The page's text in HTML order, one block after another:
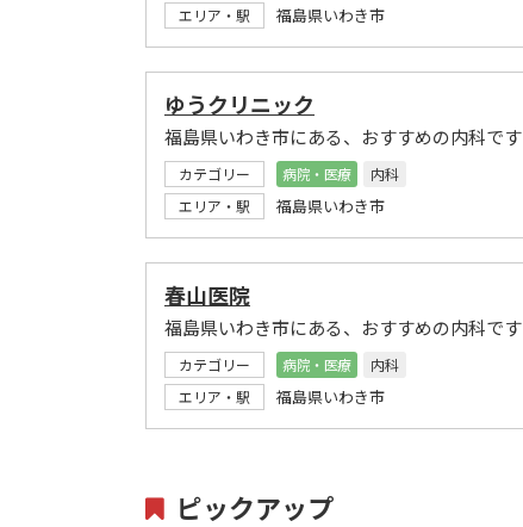
エリア・駅
福島県いわき市
ゆうクリニック
福島県いわき市にある、おすすめの内科です
カテゴリー 病院・医療
内科
エリア・駅
福島県いわき市
春山医院
福島県いわき市にある、おすすめの内科です
カテゴリー 病院・医療
内科
エリア・駅
福島県いわき市
ピックアップ